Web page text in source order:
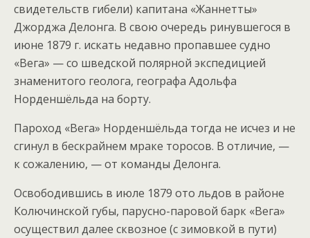
свидетельств гибели) капитана «Жаннетты»
Джорджа Делонга. В свою очередь ринувшегося в
июне 1879 г. искать недавно пропавшее судно
«Вега» — со шведской полярной экспедицией
знаменитого геолога, географа Адольфа
Норденшёльда на борту.
Пароход «Вега» Норденшёльда тогда не исчез и не
сгинул в бескрайнем мраке торосов. В отличие, —
к сожалению, — от команды Делонга.
Освободившись в июле 1879 ото льдов в районе
Колючинской губы, парусно-паровой барк «Вега»
осуществил далее сквозное (с зимовкой в пути)